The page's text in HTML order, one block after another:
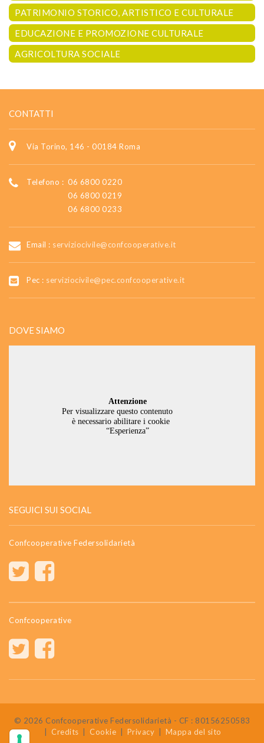
PATRIMONIO STORICO, ARTISTICO E CULTURALE
EDUCAZIONE E PROMOZIONE CULTURALE
AGRICOLTURA SOCIALE
CONTATTI
Via Torino, 146 - 00184 Roma
Telefono : 06 6800 0220
06 6800 0219
06 6800 0233
Email : serviziocivile@confcooperative.it
Pec : serviziocivile@pec.confcooperative.it
DOVE SIAMO
SEGUICI SUI SOCIAL
Confcooperative Federsolidarietà
Confcooperative
© 2026 Confcooperative Federsolidarietà - CF : 80156250583
Credits Cookie Privacy Mappa del sito